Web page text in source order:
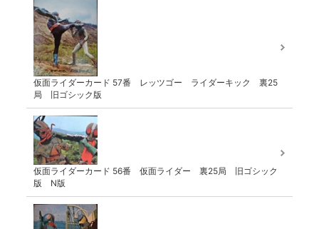
仮面ライダーカード 57番 レッツゴー ライダーキック 裏25
局 旧ゴシック版
仮面ライダーカード 56番 仮面ライダー 裏25局 旧ゴシック
版 N版